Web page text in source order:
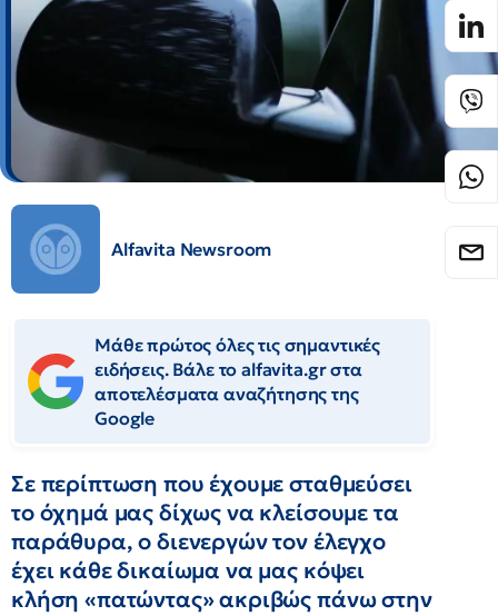
Alfavita Newsroom
Μάθε πρώτος όλες τις σημαντικές
ειδήσεις. Βάλε το alfavita.gr στα
αποτελέσματα αναζήτησης της
Google
Σε περίπτωση που έχουμε σταθμεύσει
το όχημά μας δίχως να κλείσουμε τα
παράθυρα, ο διενεργών τον έλεγχο
έχει κάθε δικαίωμα να μας κόψει
κλήση «πατώντας» ακριβώς πάνω στην